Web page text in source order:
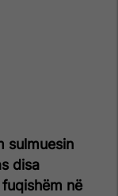
sulmuesin
disa
në